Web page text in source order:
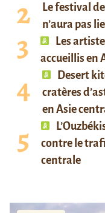
Le festival
n’aura pas
Les
accueillis en
Desert
cratères
en Asie
contre le
centrale